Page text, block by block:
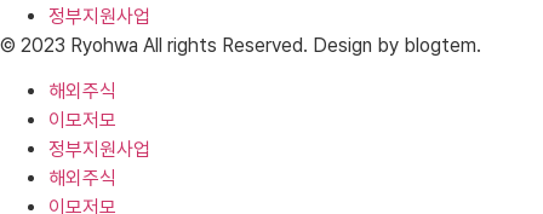
정부지원사업
© 2023 Ryohwa All rights Reserved. Design by blogtem.
해외주식
이모저모
정부지원사업
해외주식
이모저모